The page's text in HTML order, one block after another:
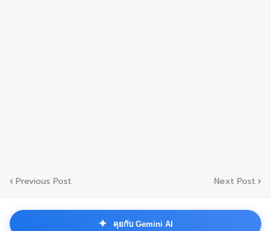
Previous Post Next Post
✦ คุยกับ Gemini AI